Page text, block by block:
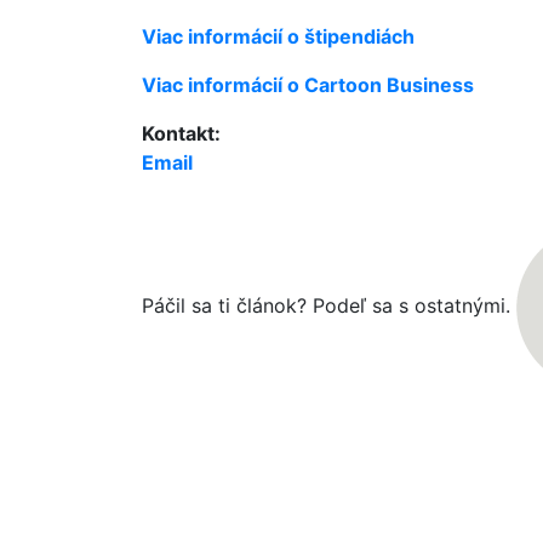
Viac informácií o štipendiách
Viac informácií o Cartoon Business
Kontakt:
Email
Páčil sa ti článok? Podeľ sa s ostatnými.